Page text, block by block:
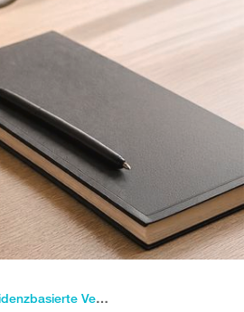
Wirksam, zweckmässig, wirtschaftlich: Evidenzbasierte Versicherungsmedizin